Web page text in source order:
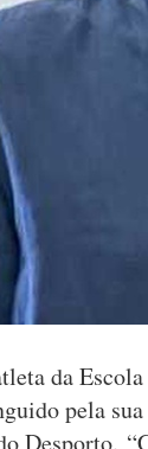
da
pela